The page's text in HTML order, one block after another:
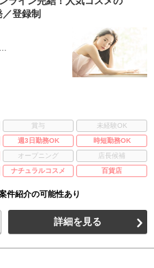
登録制
…
賞与
未経験OK
週3日勤務OK
時短勤務OK
オープニング
店長候補
ナチュラルコスメ 百貨店
件紹介の可能性あり
詳細を見る